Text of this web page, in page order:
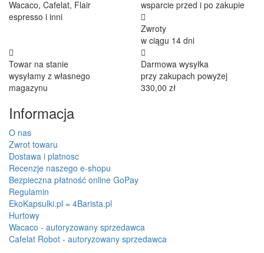
Wacaco, Cafelat, Flair
espresso i inni
wsparcie przed i po zakupie
Zwroty
w ciągu 14 dni
Towar na stanie
wysyłamy z własnego
magazynu
Darmowa wysyłka
przy zakupach powyżej
330,00 zł
Informacja
O nas
Zwrot towaru
Dostawa i platnosc
Recenzje naszego e-shopu
Bezpieczna płatność online GoPay
Regulamin
EkoKapsulki.pl = 4Barista.pl
Hurtowy
Wacaco - autoryzowany sprzedawca
Cafelat Robot - autoryzowany sprzedawca